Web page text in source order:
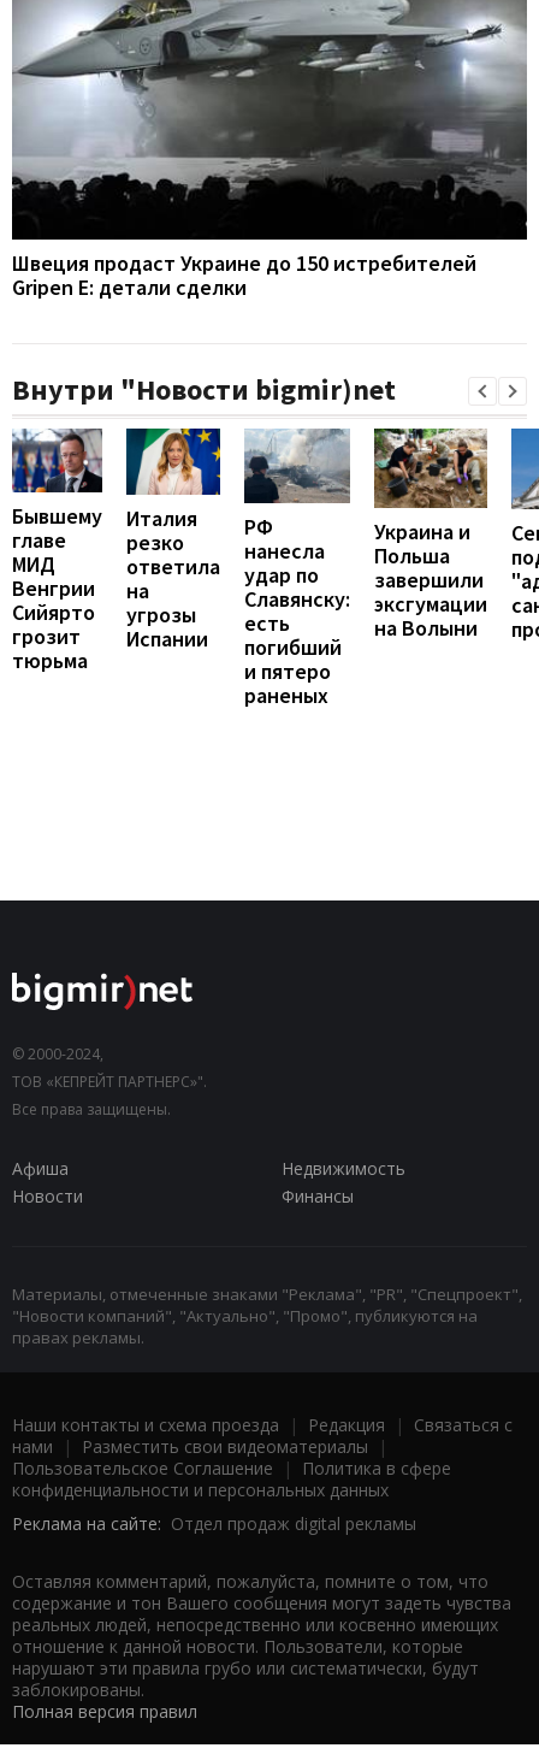
Швеция продаст Украине до 150 истребителей
Gripen E: детали сделки
Внутри "Новости bigmir)net
Бывшему
главе
МИД
Венгрии
Сийярто
грозит
тюрьма
Италия
резко
ответила
на
угрозы
Испании
РФ
нанесла
удар по
Славянску:
есть
погибший
и пятеро
раненых
Украина и
Польша
завершили
эксгумации
на Волыни
© 2000-2024,
ТОВ «КЕПРЕЙТ ПАРТНЕРС»".
Все права защищены.
Афиша
Недвижимость
Новости
Финансы
Материалы, отмеченные знаками "Реклама", "PR", "Спецпроект",
"Новости компаний", "Актуально", "Промо", публикуются на
правах рекламы.
Наши контакты и схема проезда | Редакция | Связаться с
нами | Разместить свои видеоматериалы |
Пользовательское Соглашение |
Политика в сфере
конфиденциальности и персональных данных
Реклама на сайте: Отдел продаж digital рекламы
Оставляя комментарий, пожалуйста, помните о том, что
содержание и тон Вашего сообщения могут задеть чувства
реальных людей, непосредственно или косвенно имеющих
отношение к данной новости. Пользователи, которые
нарушают эти правила грубо или систематически, будут
заблокированы.
Полная версия правил